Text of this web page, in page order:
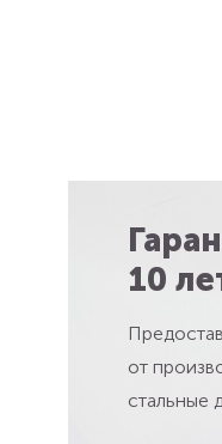
10
от
стальные